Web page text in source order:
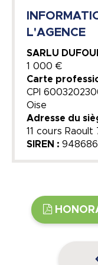
L'AGENCE
SARLU
1 000 €
Carte
CPI
Oise
Adresse du
11 cours Raoult
SIREN :